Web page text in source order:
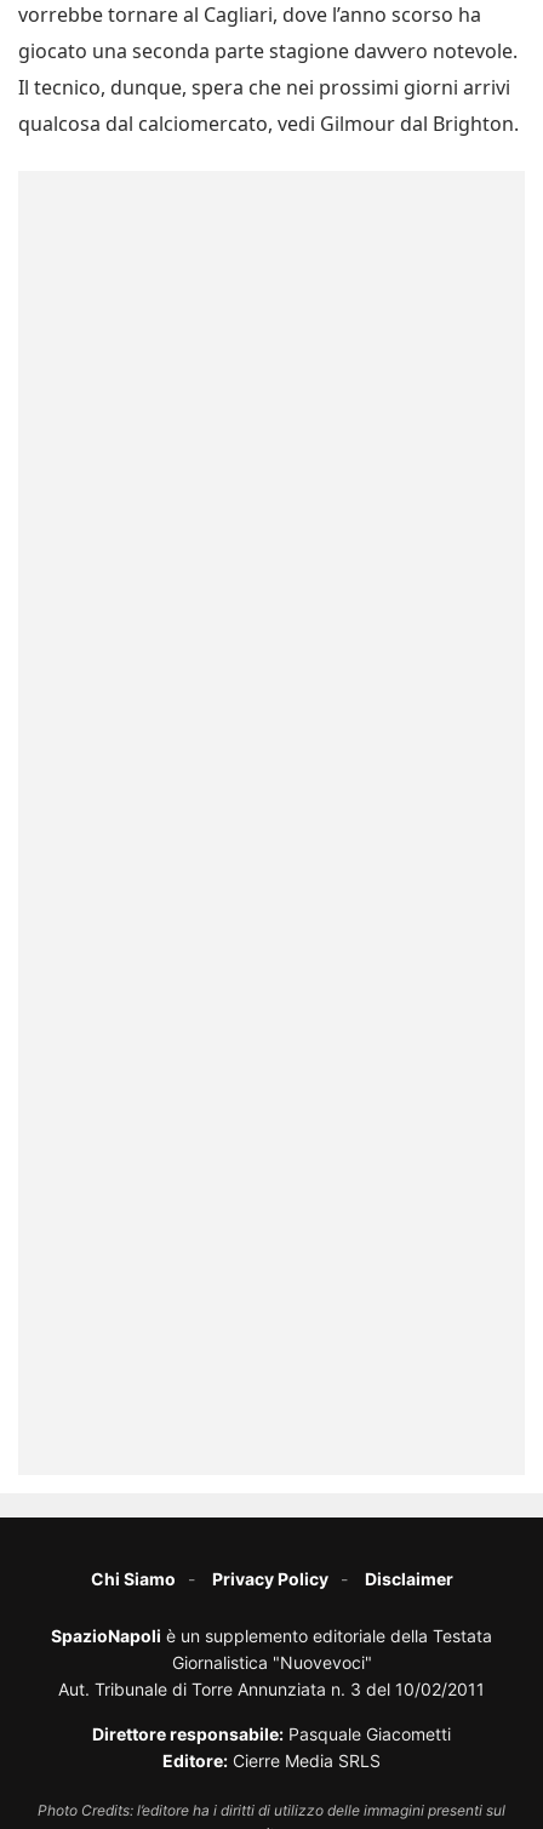
vorrebbe tornare al Cagliari, dove l’anno scorso ha
giocato una seconda parte stagione davvero notevole.
Il tecnico, dunque, spera che nei prossimi giorni arrivi
qualcosa dal calciomercato, vedi Gilmour dal Brighton.
Chi Siamo Privacy Policy Disclaimer
SpazioNapoli è un supplemento editoriale della Testata
Giornalistica "Nuovevoci"
Aut. Tribunale di Torre Annunziata n. 3 del 10/02/2011
Direttore responsabile: Pasquale Giacometti
Editore: Cierre Media SRLS
Photo Credits: l’editore ha i diritti di utilizzo delle immagini presenti sul